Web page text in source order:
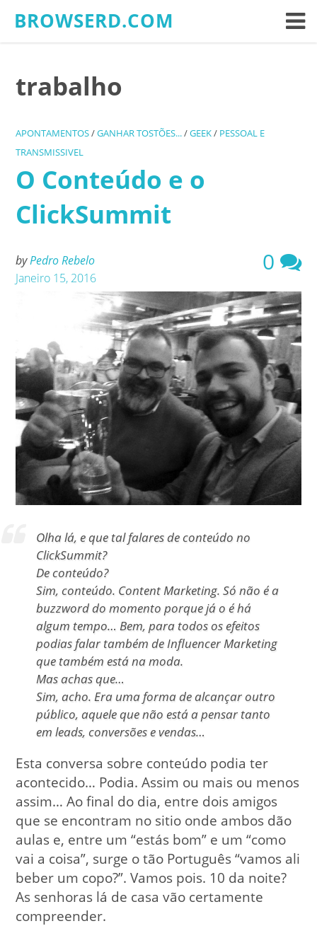
BROWSERD.COM
trabalho
APONTAMENTOS/GANHAR TOSTÕES.../GEEK/ PESSOAL E
TRANSMISSIVEL
O Conteúdo e o
ClickSummit
byPedro Rebelo
Janeiro 15, 2016
0
Olha lá, e que tal falares de conteúdo no
ClickSummit?
De conteúdo?
Sim, conteúdo. Content Marketing. Só não é a
buzzword do momento porque já o é há
algum tempo… Bem, para todos os efeitos
podias falar também de Influencer Marketing
que também está na moda.
Mas achas que…
Sim, acho. Era uma forma de alcançar outro
público, aquele que não está a pensar tanto
em leads, conversões e vendas…
Esta conversa sobre conteúdo podia ter
acontecido… Podia. Assim ou mais ou menos
assim… Ao final do dia, entre dois amigos
que se encontram no sitio onde ambos dão
aulas e, entre um “estás bom” e um “como
vai a coisa”, surge o tão Português “vamos ali
beber um copo?”. Vamos pois. 10 da noite?
As senhoras lá de casa vão certamente
compreender.